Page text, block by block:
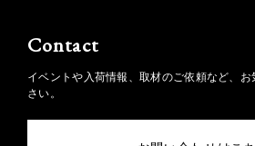
Contact
イベントや入荷情報、取材のご依頼など、
さい。